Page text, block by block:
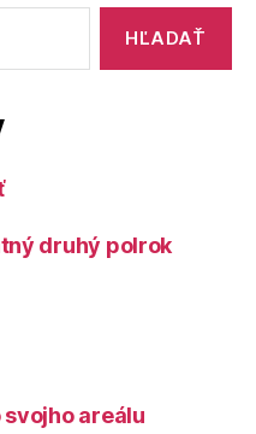
druhý polrok
areálu